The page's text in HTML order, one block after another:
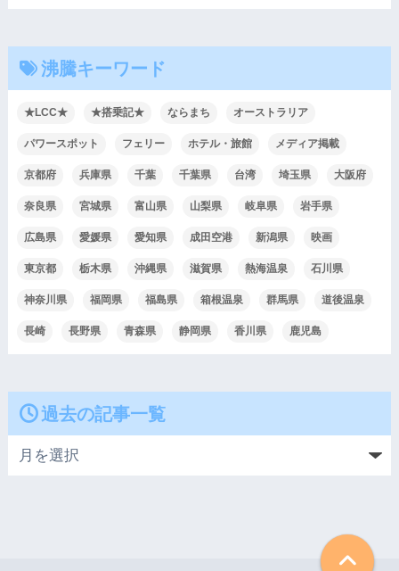
沸騰キーワード
★LCC★ ★搭乗記★ ならまち オーストラリア
パワースポット フェリー ホテル・旅館 メディア掲載
京都府 兵庫県 千葉 千葉県 台湾 埼玉県 大阪府
奈良県 宮城県 富山県 山梨県 岐阜県 岩手県
広島県 愛媛県 愛知県 成田空港 新潟県 映画
東京都 栃木県 沖縄県 滋賀県 熱海温泉 石川県
神奈川県 福岡県 福島県 箱根温泉 群馬県 道後温泉
長崎 長野県 青森県 静岡県 香川県 鹿児島
過去の記事一覧